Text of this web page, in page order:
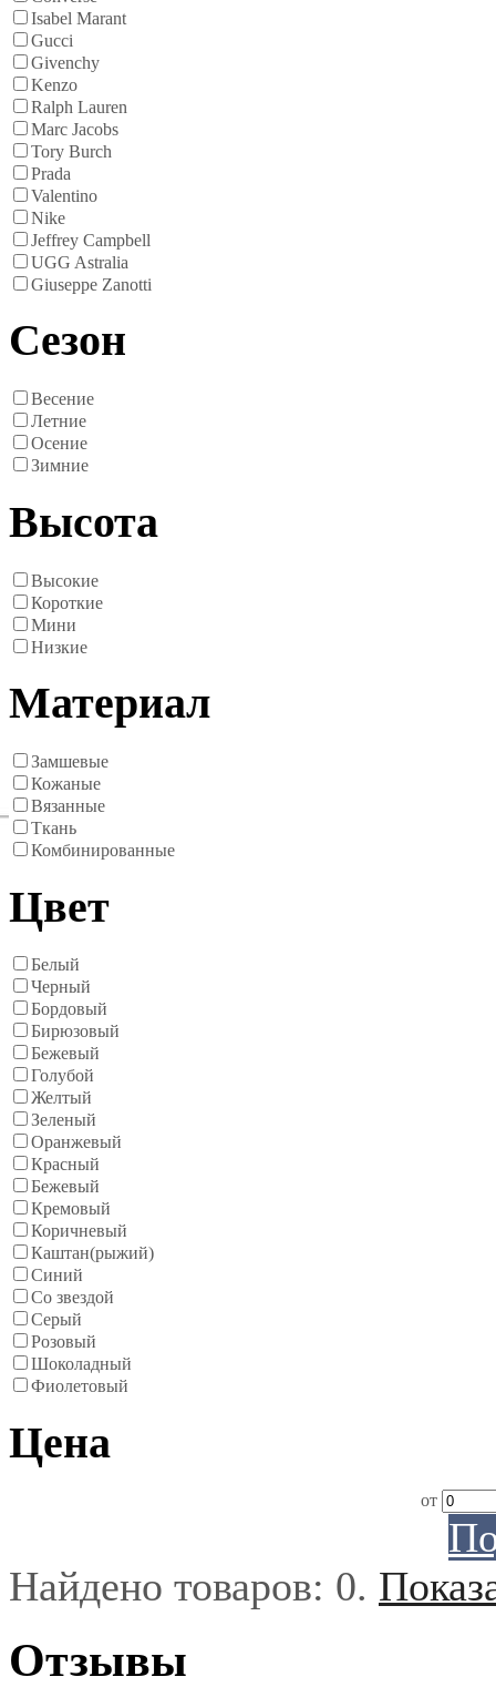
Isabel Marant
Gucci
Givenchy
Kenzo
Ralph Lauren
Marc Jacobs
Tory Burch
Prada
Valentino
Nike
Jeffrey Campbell
UGG Astralia
Giuseppe Zanotti
Сезон
Весение
Летние
Осение
Зимние
Высота
Высокие
Короткие
Мини
Низкие
Материал
Замшевые
Кожаные
Вязанные
Ткань
Комбинированные
Цвет
Белый
Черный
Бордовый
Бирюзовый
Бежевый
Голубой
Желтый
Зеленый
Оранжевый
Красный
Бежевый
Кремовый
Коричневый
Каштан(рыжий)
Синий
Со звездой
Серый
Розовый
Шоколадный
Фиолетовый
Цена
от
Найдено товаров: 0.
Отзывы